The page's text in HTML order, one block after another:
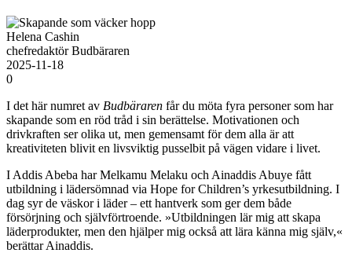
Helena Cashin
chefredaktör Budbäraren
2025-11-18
0
I det här numret av Budbäraren får du möta fyra personer som har
skapande som en röd tråd i sin berättelse. Motivationen och
drivkraften ser olika ut, men gemensamt för dem alla är att
kreativiteten blivit en livsviktig pusselbit på vägen vidare i livet.
I Addis Abeba har Melkamu Melaku och Ainaddis Abuye fått
utbildning i lädersömnad via Hope for Children’s yrkesutbildning. I
dag syr de väskor i läder – ett hantverk som ger dem både
försörjning och självförtroende. »Utbildningen lär mig att skapa
läderprodukter, men den hjälper mig också att lära känna mig själv,«
berättar Ainaddis.